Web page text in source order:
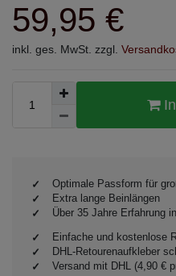
59,95 €
inkl. ges. MwSt. zzgl.
Optimale Passform für
Extra lange Beinlängen
Über 35 Jahre Erfahrung
Einfache und kostenlose
DHL-Retourenaufkleber
Versand mit DHL (4,90 €